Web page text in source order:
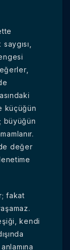
küçüğün
büyüğün
değer
fakat
kendi